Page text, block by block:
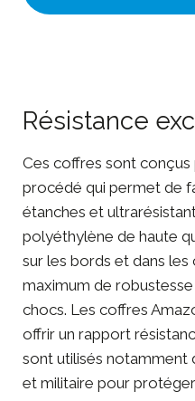
Résistance
Ces coffres sont
procédé qui permet de
étanches et
polyéthylène de haute
sur les bords et dans les
maximum de
chocs. Les coffres
offrir un rapport
sont utilisés notamment
et militaire pour